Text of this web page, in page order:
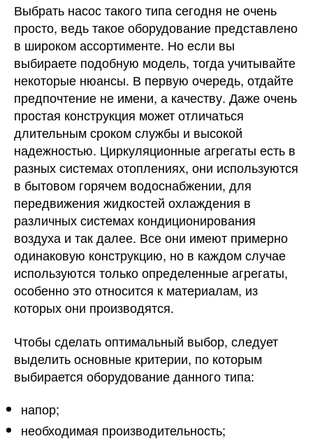
Выбрать насос такого типа сегодня не очень
просто, ведь такое оборудование представлено
в широком ассортименте. Но если вы
выбираете подобную модель, тогда учитывайте
некоторые нюансы. В первую очередь, отдайте
предпочтение не имени, а качеству. Даже очень
простая конструкция может отличаться
длительным сроком службы и высокой
надежностью. Циркуляционные агрегаты есть в
разных системах отоплениях, они используются
в бытовом горячем водоснабжении, для
передвижения жидкостей охлаждения в
различных системах кондиционирования
воздуха и так далее. Все они имеют примерно
одинаковую конструкцию, но в каждом случае
используются только определенные агрегаты,
особенно это относится к материалам, из
которых они производятся.
Чтобы сделать оптимальный выбор, следует
выделить основные критерии, по которым
выбирается оборудование данного типа:
напор;
необходимая производительность;